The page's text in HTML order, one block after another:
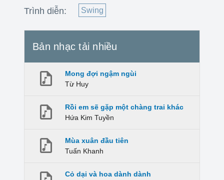
Trình diễn: Swing
Bản nhạc tải nhiều
Mong đợi ngậm ngùi
Từ Huy
Rồi em sẽ gặp một chàng trai khác
Hứa Kim Tuyền
Mùa xuân đầu tiên
Tuấn Khanh
Cỏ dại và hoa dành dành